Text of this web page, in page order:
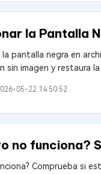
la Pantalla
pantalla negra en
sin imagen y restaura
05-22 14:50:52
no funciona?
Comprueba si